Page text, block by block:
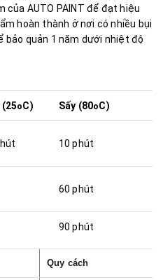
của AUTO PAINT để đạt hiệu
hoàn thành ở nơi có nhiều bụi
quản 1 năm dưới nhiệt độ
oC) Sấy (80oC)
10 phút
60 phút
90 phút
Quy cách